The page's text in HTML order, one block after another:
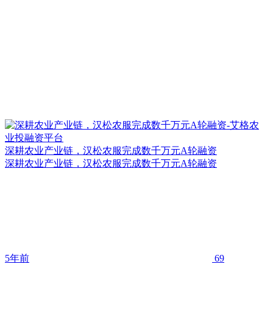
深耕农业产业链，汉松农服完成数千万元A轮融资
深耕农业产业链，汉松农服完成数千万元A轮融资
5年前 69